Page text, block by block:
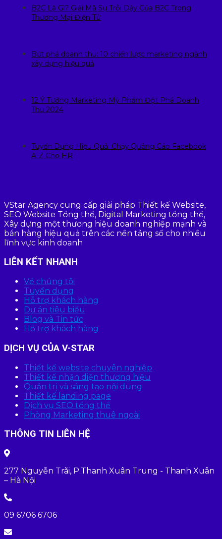
B2C Là Gì? Giải Mã Sự Trỗi Dậy Của B2C Trong
Thương Mại Điện Tử
Bứt phá doanh thu: 10 chiến lược marketing ngành
xây dựng hiệu quả
12 Ý Tưởng Marketing Mỹ Phẩm Đột Phá Doanh
Thu 2024
Tuyển Dụng Hiệu Quả: Chạy Quảng Cáo Facebook
A-Z Cho HR
VStar Agency cung cấp giải pháp Thiết kế Website,
SEO Website Tổng thể, Digital Marketing tổng thể,
Xây dựng một thương hiệu doanh nghiệp mạnh và
bán hàng hiệu quả trên các nền tảng số cho nhiều
lĩnh vực kinh doanh
LIÊN KẾT NHANH
Về chúng tôi
Tuyển dụng
Hỗ trợ khách hàng
Dự án tiêu biểu
Blog và Tin tức
Hỗ trợ khách hàng
DỊCH VỤ CỦA V-STAR
Thiết kế website chuyên nghiệp
Thiết kế nhận diện thương hiệu
Quản trị và sáng tạo nội dung
Thiết kế landing page
Dịch vụ SEO tổng thể
Phòng Marketing thuê ngoài
THÔNG TIN LIÊN HỆ
277 Nguyễn Trãi, P.Thanh Xuân Trung - Thanh Xuân
– Hà Nội
09 6706 6706